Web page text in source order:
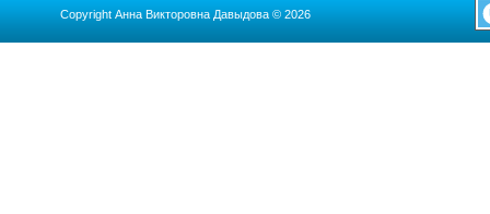
Copyright Анна Викторовна Давыдова © 2026